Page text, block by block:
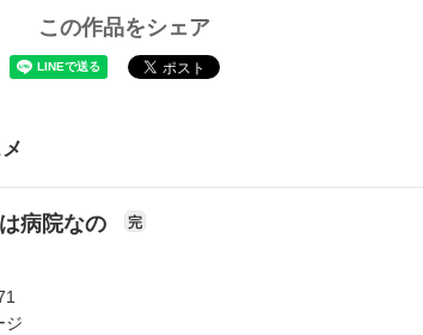
この作品をシェア
病院なの 完
ジ